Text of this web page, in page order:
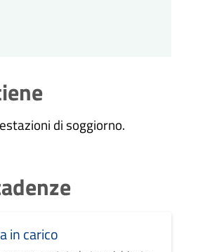
di soggiorno.
in carico